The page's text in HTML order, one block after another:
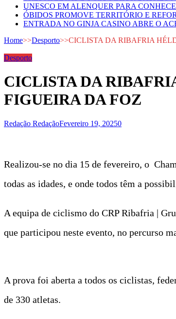
UNESCO EM ALENQUER PARA
ÓBIDOS PROMOVE TERRITÓRIO E
ENTRADA NO GINJA CASINO ABRE O
Home>>Desporto>>CICLISTA DA RIBAFRIA
Desporto
CICLISTA DA
FIGUEIRA DA FOZ
Redação RedaçãoFevereiro 19, 20250
Realizou-se no dia 15 de fevereiro, o
todas as idades, e onde todos têm a
A equipa de ciclismo do CRP Ribafria |
que participou neste evento, no percurso
A prova foi aberta a todos os ciclistas,
de 330 atletas.